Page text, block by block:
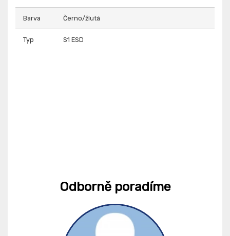
Barva Černo/žlutá
Typ S1 ESD
Odborně poradíme